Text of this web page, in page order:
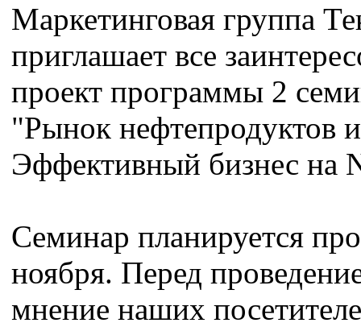
Маркетинговая группа
приглашает все
проект программы 2
"Рынок нефтепродуктов
Эффективный бизнес на
Семинар планируется
ноября. Перед
мнение наших